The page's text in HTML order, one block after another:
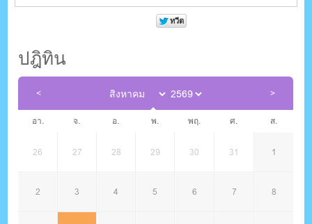
ปฎิทิน
อา. จ. อ. พ. พฤ. ศ. ส.
26 27 28 29 30 31 1
2 3 4 5 6 7 8